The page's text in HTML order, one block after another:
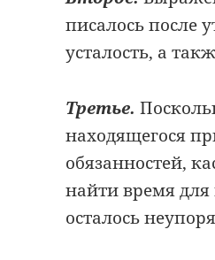
писалось после
усталость, а
Третье.
находящегося
обязанностей,
найти время
осталось